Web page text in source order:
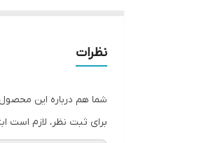
نظرات
شما هم درباره این
برای ثبت نظر، لازم است